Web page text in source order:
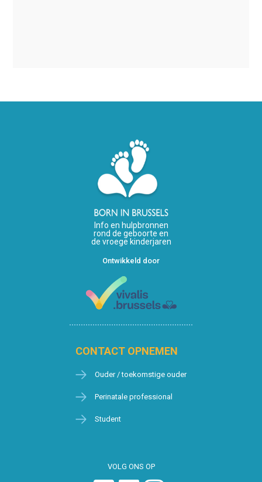
Info en hulpbronnen
rond de geboorte en
de vroege kinderjaren
Ontwikkeld door
CONTACT OPNEMEN
Ouder / toekomstige ouder
Perinatale professional
Student
VOLG ONS OP